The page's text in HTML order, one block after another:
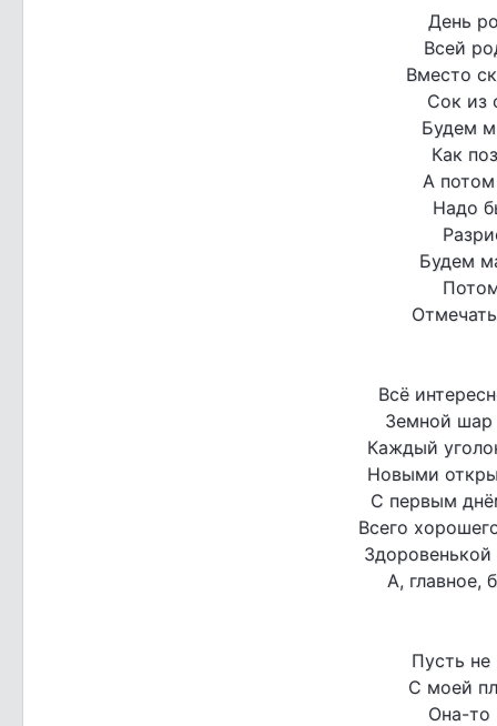
День
Всей
Вместо
Сок из
Будем
Как
А
Надо
Будем
Всё
Земной шар
Каждый
Новыми
С первым
Всего
А, главное,
Пусть не
С моей
Она-то